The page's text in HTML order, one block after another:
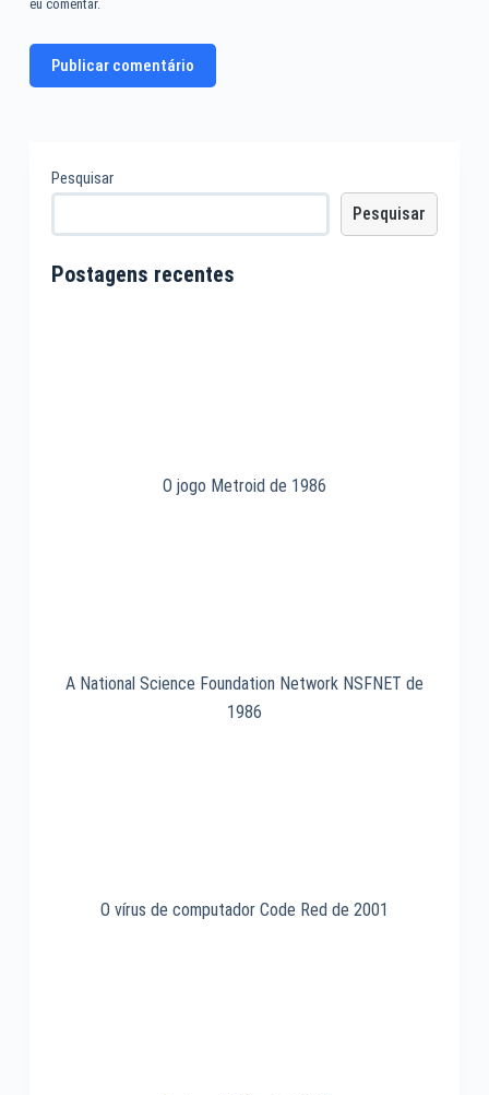
eu comentar.
Publicar comentário
Pesquisar
Pesquisar
Postagens recentes
O jogo Metroid de 1986
A National Science Foundation Network NSFNET de
1986
O vírus de computador Code Red de 2001